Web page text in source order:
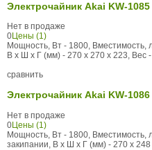
Электрочайник Akai KW-1085
Нет в продаже
0Цены (1)
Мощность, Вт - 1800, Вместимость,
В x Ш x Г (мм) - 270 x 270 x 223, Вес -
сравнить
Электрочайник Akai KW-1086
Нет в продаже
0Цены (1)
Мощность, Вт - 1800, Вместимость,
закипании, В x Ш x Г (мм) - 270 x 248